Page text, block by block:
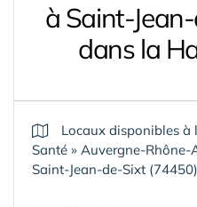
à Saint-
dans la
Locaux disponibles à
Santé » Auvergne-Rhône-
Saint-Jean-de-Sixt (74450)